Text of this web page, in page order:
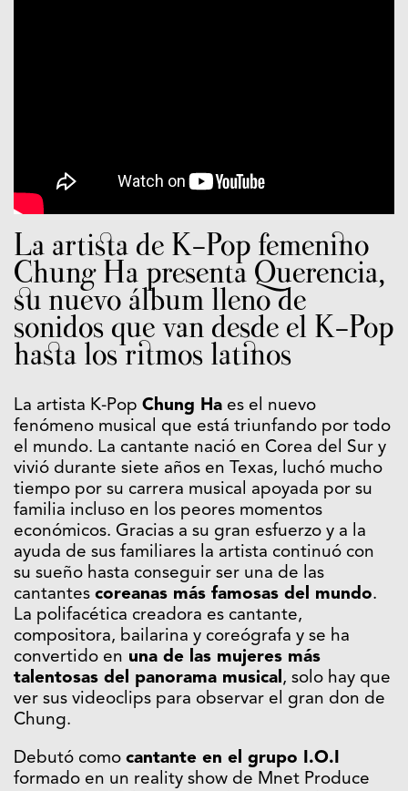
La artista de K-Pop femenino
Chung Ha presenta Querencia,
su nuevo álbum lleno de
sonidos que van desde el K-Pop
hasta los ritmos latinos
La artista K-Pop Chung Ha es el nuevo
fenómeno musical que está triunfando por todo
el mundo. La cantante nació en Corea del Sur y
vivió durante siete años en Texas, luchó mucho
tiempo por su carrera musical apoyada por su
familia incluso en los peores momentos
económicos. Gracias a su gran esfuerzo y a la
ayuda de sus familiares la artista continuó con
su sueño hasta conseguir ser una de las
cantantes coreanas más famosas del mundo.
La polifacética creadora es cantante,
compositora, bailarina y coreógrafa y se ha
convertido en una de las mujeres más
talentosas del panorama musical, solo hay que
ver sus videoclips para observar el gran don de
Chung.
Debutó como cantante en el grupo I.O.I
formado en un reality show de Mnet Produce